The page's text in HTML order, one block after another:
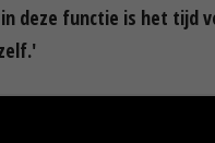
deze functie is het tijd